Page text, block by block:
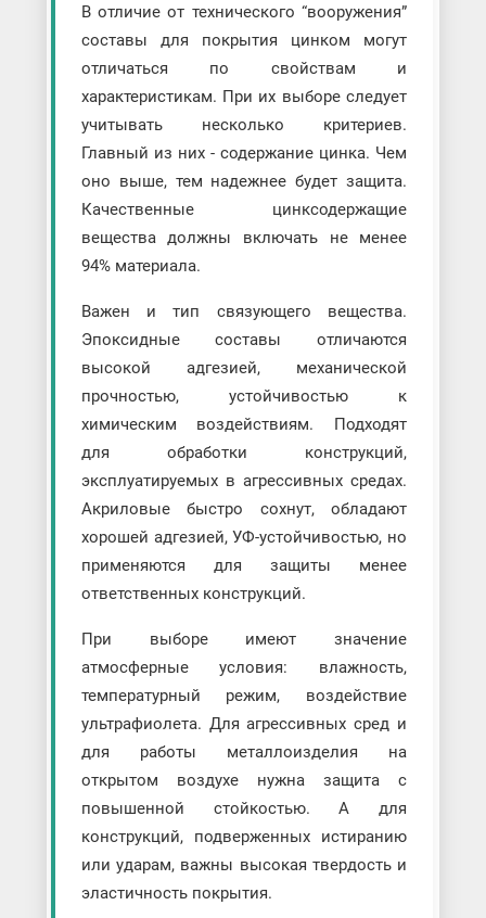
В отличие от технического “вооружения”
составы для покрытия цинком могут
отличаться по свойствам и
характеристикам. При их выборе следует
учитывать несколько критериев.
Главный из них - содержание цинка. Чем
оно выше, тем надежнее будет защита.
Качественные цинксодержащие
вещества должны включать не менее
94% материала.
Важен и тип связующего вещества.
Эпоксидные составы отличаются
высокой адгезией, механической
прочностью, устойчивостью к
химическим воздействиям. Подходят
для обработки конструкций,
эксплуатируемых в агрессивных средах.
Акриловые быстро сохнут, обладают
хорошей адгезией, УФ-устойчивостью, но
применяются для защиты менее
ответственных конструкций.
При выборе имеют значение
атмосферные условия: влажность,
температурный режим, воздействие
ультрафиолета. Для агрессивных сред и
для работы металлоизделия на
открытом воздухе нужна защита с
повышенной стойкостью. А для
конструкций, подверженных истиранию
или ударам, важны высокая твердость и
эластичность покрытия.